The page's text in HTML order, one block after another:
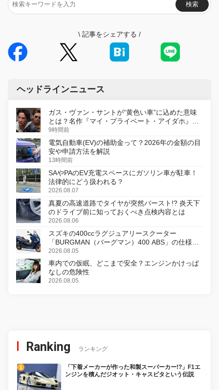
検索
\ 記事をシェアする /
ヘッドラインニュース
ガス・ヴァン・サントが“黄色い車”に込めた意味
とは？名作『マイ・プライベート・アイダホ』が
初のデジタルリマスター版で復活
9時間前
電気自動車(EV)の補助金って？2026年の金額の目
安や申請方法を解説
13時間前
SAやPAのEV充電スペースにガソリン車が駐車！
法律的にどう扱われる？
2026.08.07
真夏の高速道路でタイヤが突然バースト!? 炎天下
のドライブ前に知っておくべき点検内容とは
2026.08.06
スズキの400ccラグジュアリースクーター
「BURGMAN（バーグマン）400 ABS」の仕様を
変更し、8月18日に発売
2026.08.05
車内での仮眠、どこまで安全？エンジンかけっぱ
なしの危険性
2026.08.05
Ranking ランキング
「下着メーカーが作った和製スーパーカー!?」F1エ
ンジンを積んだジオット・キャスピタという伝説